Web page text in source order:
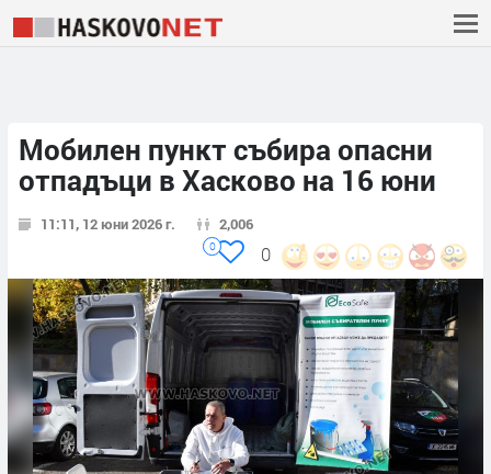
Мобилен пункт събира опасни
отпадъци в Хасково на 16 юни
11:11, 12 юни 2026 г. 2,006
0
0